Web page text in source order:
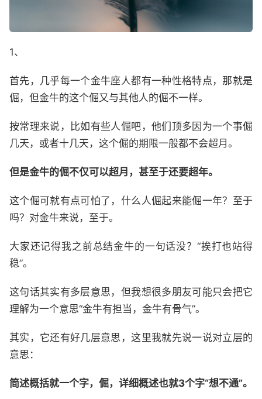
1、
首先，几乎每一个金牛座人都有一种性格特点，那就是
倔，但金牛的这个倔又与其他人的倔不一样。
按常理来说，比如有些人倔吧，他们顶多因为一个事倔
几天，或者十几天，这个倔的期限一般都不会超月。
但是金牛的倔不仅可以超月，甚至于还要超年。
这个倔可就有点可怕了，什么人倔起来能倔一年？至于
吗？对金牛来说，至于。
大家还记得我之前总结金牛的一句话没？“挨打也站得
稳”。
这句话其实有多层意思，但我想很多朋友可能只会把它
理解为一个意思“金牛有担当，金牛有骨气”。
其实，它还有好几层意思，这里我就先说一说对立层的
意思：
简述概括就一个字，倔，详细概述也就3个字“想不通”。